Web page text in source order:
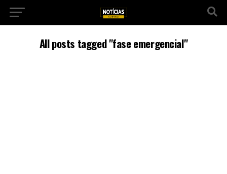
All posts tagged "fase emergencial"